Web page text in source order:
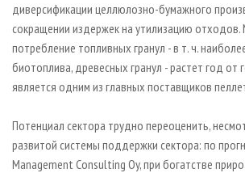
ИНСТРУМЕНТ И МАТЕРИАЛЫ
БИБЛИОТЕКА СПЕЦИАЛИСТА
диверсификации целлюлозно-бумажного
сокращении издержек на утилизацию
потребление топливных гранул - в т. ч.
биотоплива, древесных гранул - растет год от
является одним из главных поставщиков
Потенциал сектора трудно переоценить,
развитой системы поддержки сектора: по
Management Consulting Oy, при богатстве